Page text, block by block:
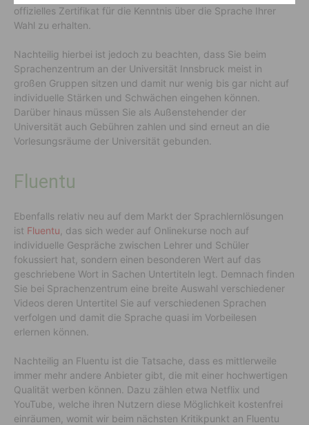
offizielles Zertifikat für die Kenntnis über die Sprache Ihrer
Wahl zu erhalten.
Nachteilig hierbei ist jedoch zu beachten, dass Sie beim
Sprachenzentrum an der Universität Innsbruck meist in
großen Gruppen sitzen und damit nur wenig bis gar nicht auf
individuelle Stärken und Schwächen eingehen können.
Darüber hinaus müssen Sie als Außenstehender der
Universität auch Gebühren zahlen und sind erneut an die
Vorlesungsräume der Universität gebunden.
Fluentu
Ebenfalls relativ neu auf dem Markt der Sprachlernlösungen
ist Fluentu , das sich weder auf Onlinekurse noch auf
individuelle Gespräche zwischen Lehrer und Schüler
fokussiert hat, sondern einen besonderen Wert auf das
geschriebene Wort in Sachen Untertiteln legt. Demnach finden
Sie bei Sprachenzentrum eine breite Auswahl verschiedener
Videos deren Untertitel Sie auf verschiedenen Sprachen
verfolgen und damit die Sprache quasi im Vorbeilesen
erlernen können.
Nachteilig an Fluentu ist die Tatsache, dass es mittlerweile
immer mehr andere Anbieter gibt, die mit einer hochwertigen
Qualität werben können. Dazu zählen etwa Netflix und
YouTube, welche ihren Nutzern diese Möglichkeit kostenfrei
einräumen, womit wir beim nächsten Kritikpunkt an Fluentu